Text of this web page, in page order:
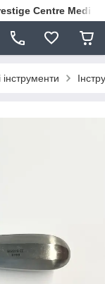
Centre Medical
інструменти